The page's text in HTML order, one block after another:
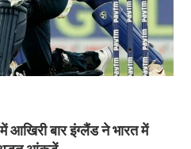
बार इंग्लैंड ने भारत में